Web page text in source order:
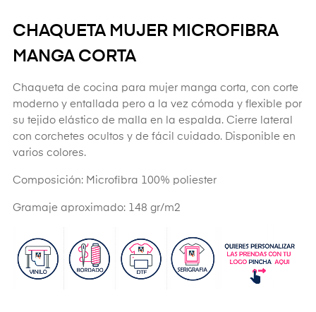
CHAQUETA MUJER MICROFIBRA
MANGA CORTA
Chaqueta de cocina para mujer manga corta, con corte
moderno y entallada pero a la vez cómoda y flexible por
su tejido elástico de malla en la espalda. Cierre lateral
con corchetes ocultos y de fácil cuidado. Disponible en
varios colores.
Composición: Microfibra 100% poliester
Gramaje aproximado: 148 gr/m2